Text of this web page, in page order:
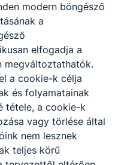
modern böngésző
a
elfogadja a
megváltoztathatók.
a cookie-k célja
és folyamatainak
tétele, a cookie-k
vagy törlése által
nem lesznek
teljes körű